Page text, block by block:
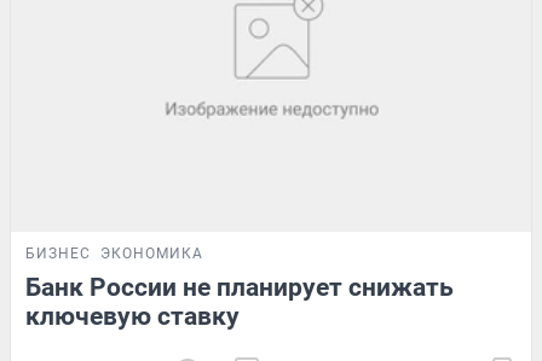
БИЗНЕС ЭКОНОМИКА
Банк России не планирует снижать
ключевую ставку